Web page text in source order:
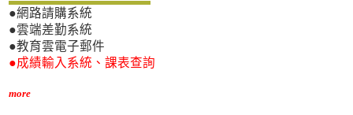
●網路請購系統
●雲端差勤系統
●教育雲電子郵件
●成績輸入系統、課表查詢
more